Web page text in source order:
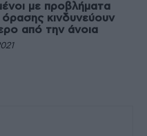
με προβλήματα
όρασης κινδυνεύουν
από την άνοια